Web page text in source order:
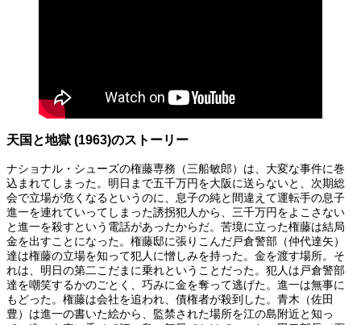
天国と地獄 (1963)のストーリー
ナショナル・シューズの権藤専務（三船敏郎）は、大変な事件に巻
込まれてしまった。明日まで五千万円を大阪に送らないと、次期総
会で立場が危くなるというのに、息子の純と間違えて運転手の息子
進一を連れていってしまった誘拐犯人から、三千万円をよこさない
と進一を殺すという電話があったからだ。苦境に立った権藤は結局
金を出すことになった。権藤邸に張りこんだ戸倉警部（仲代達矢）
達は権藤の立場を知って犯人に憎しみを持った。金を渡す場所。そ
れは、明日の第二こだまに乗れということだった。犯人は戸倉警部
達を嘲笑するかのごとく、巧みに金を奪って逃げた。進一は無事に
もどった。権藤は会社を追われ、債権者が殺到した。青木（佐田
豊）は進一の書いた絵から、監禁された場所を江の島附近と知っ